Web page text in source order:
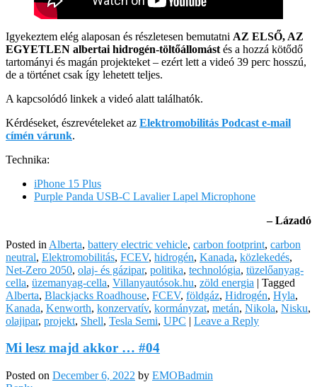
Igyekeztem elég alaposan és részletesen bemutatni AZ ELSŐ, AZ
EGYETLEN albertai hidrogén-töltőállomást és a hozzá kötődő
tartományi és magán projekteket – ezért lett a videó 39 perc hosszú,
de a történet csak így lehetett teljes.
A kapcsolódó linkek a videó alatt találhatók.
Kérdéseket, észrevételeket az Elektromobilitás Podcast e-mail
címén várunk.
Technika:
iPhone 15 Plus
Purple Panda USB-C Lavalier Lapel Microphone
– Lázadó
Posted in Alberta, battery electric vehicle, carbon footprint, carbon
neutral, Elektromobilitás, FCEV, hidrogén, Kanada, közlekedés,
Net-Zero 2050, olaj- és gázipar, politika, technológia, tüzelőanyag-
cella, üzemanyag-cella, Villanyautósok.hu, zöld energia | Tagged
Alberta, Blackjacks Roadhouse, FCEV, földgáz, Hidrogén, Hyla,
Kanada, Kenworth, konzervatív, kormányzat, metán, Nikola, Nisku,
olajipar, projekt, Shell, Tesla Semi, UPC | Leave a Reply
Mi lesz majd akkor … #04
Posted on December 6, 2022 by EMOBadmin